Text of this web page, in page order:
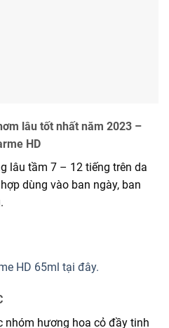
lâu tốt nhất năm 2023 –
HD
lâu tầm 7 – 12 tiếng trên da
dùng vào ban ngày, ban
HD 65ml tại đây.
nhóm hương hoa cỏ đầy tinh